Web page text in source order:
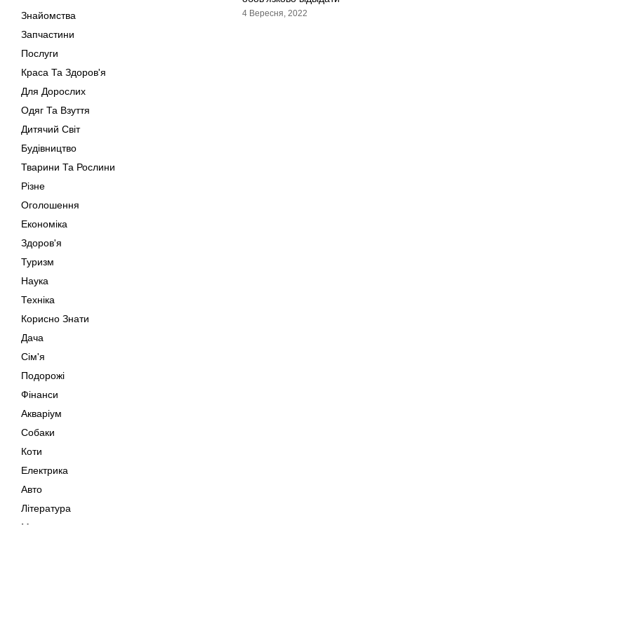
Знайомства
Запчастини
Послуги
Краса Та Здоров'я
Для Дорослих
Одяг Та Взуття
Дитячий Світ
Будівництво
Тварини Та Рослини
Різне
Оголошення
Економіка
Здоров'я
Туризм
Наука
Техніка
Корисно Знати
Дача
Сім'я
Подорожі
Фінанси
Акваріум
Собаки
Коти
Електрика
Авто
Література
Музика
4 Вересня, 2022